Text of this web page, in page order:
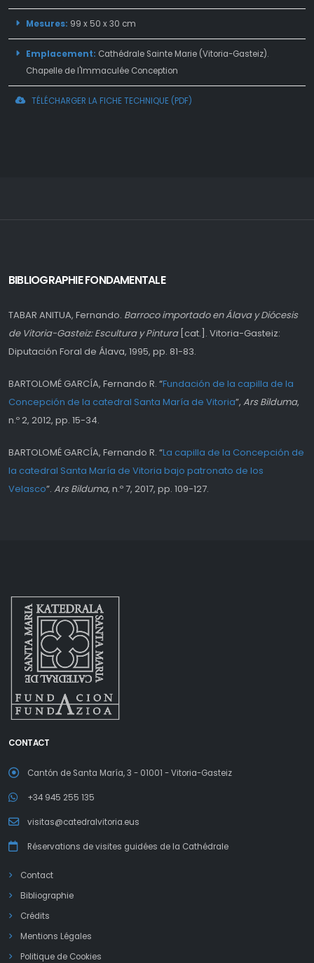
Mesures: 99 x 50 x 30 cm
Emplacement: Cathédrale Sainte Marie (Vitoria-Gasteiz).
Chapelle de l'Immaculée Conception
TÉLÉCHARGER LA FICHE TECHNIQUE (PDF)
BIBLIOGRAPHIE FONDAMENTALE
TABAR ANITUA, Fernando. Barroco importado en Álava y Diócesis
de Vitoria-Gasteiz: Escultura y Pintura[cat.]. Vitoria-Gasteiz:
Diputación Foral de Álava, 1995, pp. 81-83.
BARTOLOMÉ GARCÍA, Fernando R. “Fundación de la capilla de la
Concepción de la catedral Santa María de Vitoria”, Ars Bilduma,
n.º 2, 2012, pp. 15-34.
BARTOLOMÉ GARCÍA, Fernando R. “La capilla de la Concepción de
la catedral Santa María de Vitoria bajo patronato de los
Velasco”. Ars Bilduma, n.º 7, 2017, pp. 109-127.
CONTACT
Cantón de Santa María, 3 - 01001 - Vitoria-Gasteiz
+34 945 255 135
visitas@catedralvitoria.eus
Réservations de visites guidées de la Cathédrale
Contact
Bibliographie
Crédits
Mentions Légales
Politique de Cookies